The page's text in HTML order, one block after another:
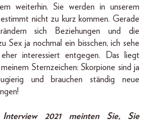
weiterhin. Sie werden in unserem
nicht zu kurz kommen. Gerade
sich Beziehungen und die
Sex ja nochmal ein bisschen, ich sehe
interessiert entgegen. Das liegt
Sternzeichen: Skorpione sind ja
und brauchen ständig neue
2021 meinten Sie, Sie